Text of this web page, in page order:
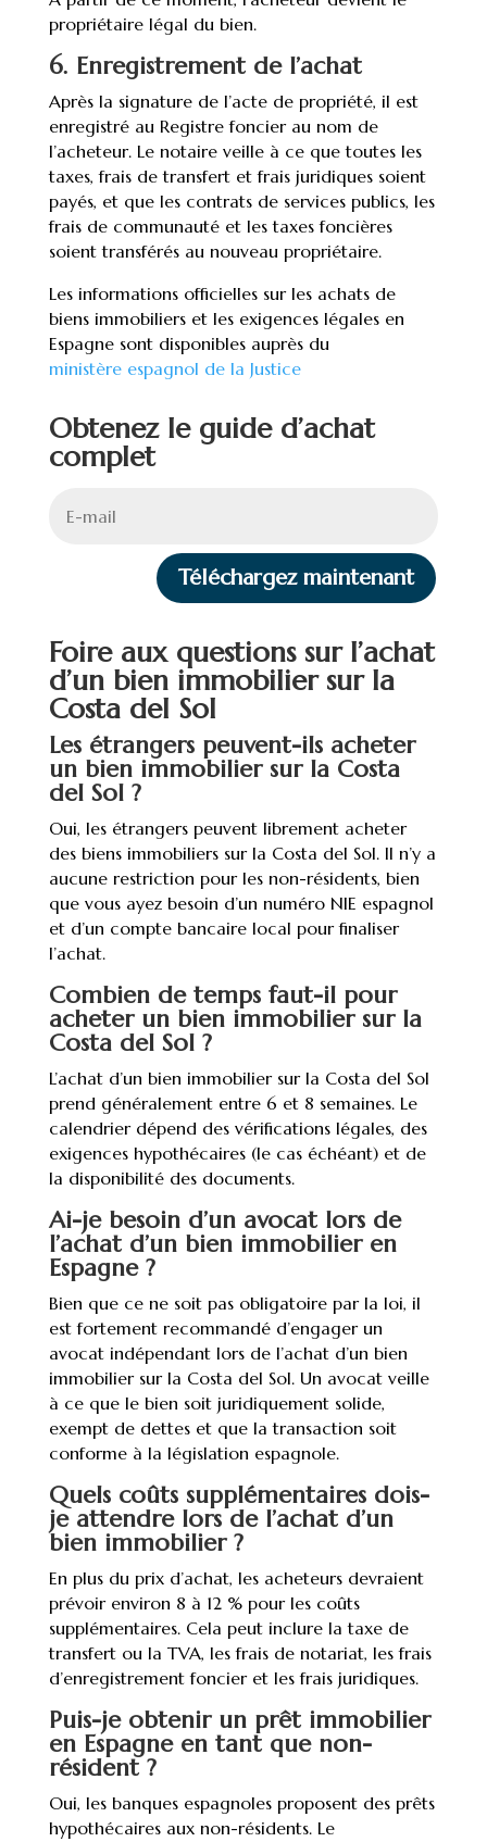
propriétaire légal du bien.
6. Enregistrement de l’achat
Après la signature de l’acte de propriété, il est
enregistré au Registre foncier au nom de
l’acheteur. Le notaire veille à ce que toutes les
taxes, frais de transfert et frais juridiques soient
payés, et que les contrats de services publics, les
frais de communauté et les taxes foncières
soient transférés au nouveau propriétaire.
Les informations officielles sur les achats de
biens immobiliers et les exigences légales en
Espagne sont disponibles auprès du
ministère espagnol de la Justice
Obtenez le guide d’achat
complet
Téléchargez maintenant
Foire aux questions sur l’achat
d’un bien immobilier sur la
Costa del Sol
Les étrangers peuvent-ils acheter
un bien immobilier sur la Costa
del Sol ?
Oui, les étrangers peuvent librement acheter
des biens immobiliers sur la Costa del Sol. Il n’y a
aucune restriction pour les non-résidents, bien
que vous ayez besoin d’un numéro NIE espagnol
et d’un compte bancaire local pour finaliser
l’achat.
Combien de temps faut-il pour
acheter un bien immobilier sur la
Costa del Sol ?
L’achat d’un bien immobilier sur la Costa del Sol
prend généralement entre 6 et 8 semaines. Le
calendrier dépend des vérifications légales, des
exigences hypothécaires (le cas échéant) et de
la disponibilité des documents.
Ai-je besoin d’un avocat lors de
l’achat d’un bien immobilier en
Espagne ?
Bien que ce ne soit pas obligatoire par la loi, il
est fortement recommandé d’engager un
avocat indépendant lors de l’achat d’un bien
immobilier sur la Costa del Sol. Un avocat veille
à ce que le bien soit juridiquement solide,
exempt de dettes et que la transaction soit
conforme à la législation espagnole.
Quels coûts supplémentaires dois-
je attendre lors de l’achat d’un
bien immobilier ?
En plus du prix d’achat, les acheteurs devraient
prévoir environ 8 à 12 % pour les coûts
supplémentaires. Cela peut inclure la taxe de
transfert ou la TVA, les frais de notariat, les frais
d’enregistrement foncier et les frais juridiques.
Puis-je obtenir un prêt immobilier
en Espagne en tant que non-
résident ?
Oui, les banques espagnoles proposent des prêts
hypothécaires aux non-résidents. Le